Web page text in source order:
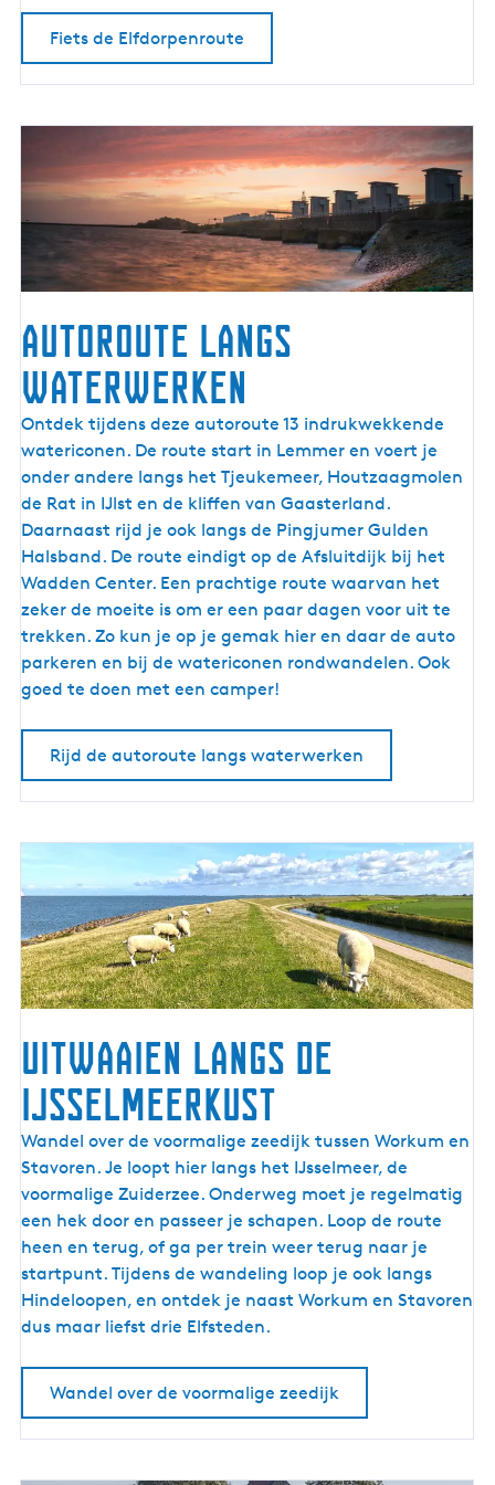
Fiets de Elfdorpenroute
Autoroute langs
waterwerken
A
u
t
o
r
o
u
t
e
l
a
t
r
w
e
r
k
Ontdek tijdens deze autoroute 13 indrukwekkende
watericonen. De route start in Lemmer en voert je
onder andere langs het Tjeukemeer, Houtzaagmolen
de Rat in IJlst en de kliffen van Gaasterland.
Daarnaast rijd je ook langs de Pingjumer Gulden
Halsband. De route eindigt op de Afsluitdijk bij het
Wadden Center. Een prachtige route waarvan het
zeker de moeite is om er een paar dagen voor uit te
trekken. Zo kun je op je gemak hier en daar de auto
parkeren en bij de watericonen rondwandelen. Ook
goed te doen met een camper!
Rijd de autoroute langs waterwerken
Uitwaaien langs de
IJsselmeerkust
U
i
t
w
a
a
i
e
Wandel over de voormalige zeedijk tussen Workum en
Stavoren. Je loopt hier langs het IJsselmeer, de
voormalige Zuiderzee. Onderweg moet je regelmatig
een hek door en passeer je schapen. Loop de route
heen en terug, of ga per trein weer terug naar je
startpunt. Tijdens de wandeling loop je ook langs
Hindeloopen, en ontdek je naast Workum en Stavoren
dus maar liefst drie Elfsteden.
Wandel over de voormalige zeedijk